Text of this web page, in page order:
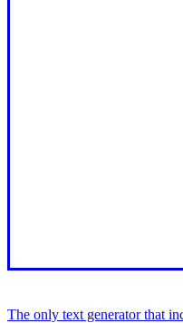
The only text generator that